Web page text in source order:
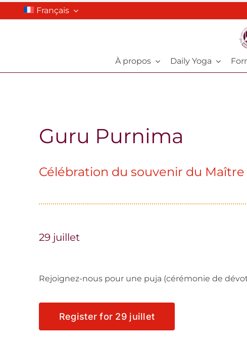
to
Français
À propos Daily Yoga
Guru Purnima
Célébration du souvenir du
29 juillet
Rejoignez-nous pour une puja (cérémonie de
Register for 29 juillet